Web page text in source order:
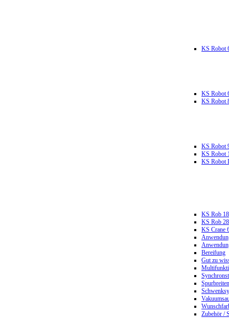
KS Robot
KS Robot
KS Robot
KS Robot
KS Robot
KS Robot
KS Rob
KS Rob
KS Crane
Bereifung
Gut zu
Zubehör /